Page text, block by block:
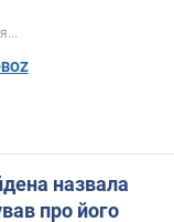
назвала
про його